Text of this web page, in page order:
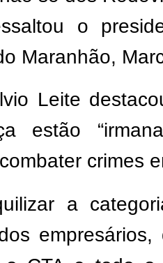
o
Maranhão,
Leite
estão
crimes
a